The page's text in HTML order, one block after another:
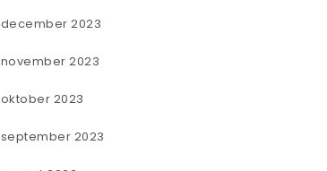
december 2023
november 2023
oktober 2023
september 2023